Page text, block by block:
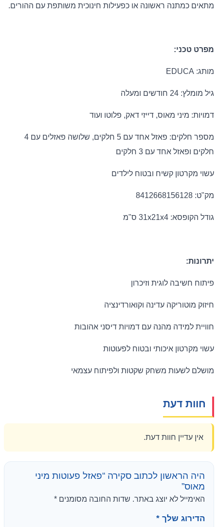
מתאים כמתנה ראשונה או כפעילות חינוכית משותפת עם ההורים.
מפרט טכני:
מותג: EDUCA
גיל מומלץ: 24 חודשים ומעלה
דמויות: מיני מאוס, דייזי דאק, פלוטו ועוד
מספר חלקים: פאזל אחד עם 5 חלקים, שלושה פאזלים עם 4
חלקים ופאזל אחד עם 3 חלקים
עשוי מקרטון קשיח ובטוח לילדים
מק"ט: 8412668156128
גודל הקופסא: 31x21x4 ס"מ
יתרונות:
פיתוח חשיבה לוגית וזיכרון
חיזוק מוטוריקה עדינה וקואורדינציה
חוויית למידה מהנה עם דמויות דיסני אהובות
עשוי מקרטון איכותי ובטוח לפעוטות
מושלם לשעות משחק שקטות ולפיתוח עצמאי
חוות דעת
אין עדיין חוות דעת.
היה הראשון לכתוב סקירה “פאזל פעוטות מיני
מאוס”
האימייל לא יוצג באתר. שדות החובה מסומנים *
הדירוג שלך *